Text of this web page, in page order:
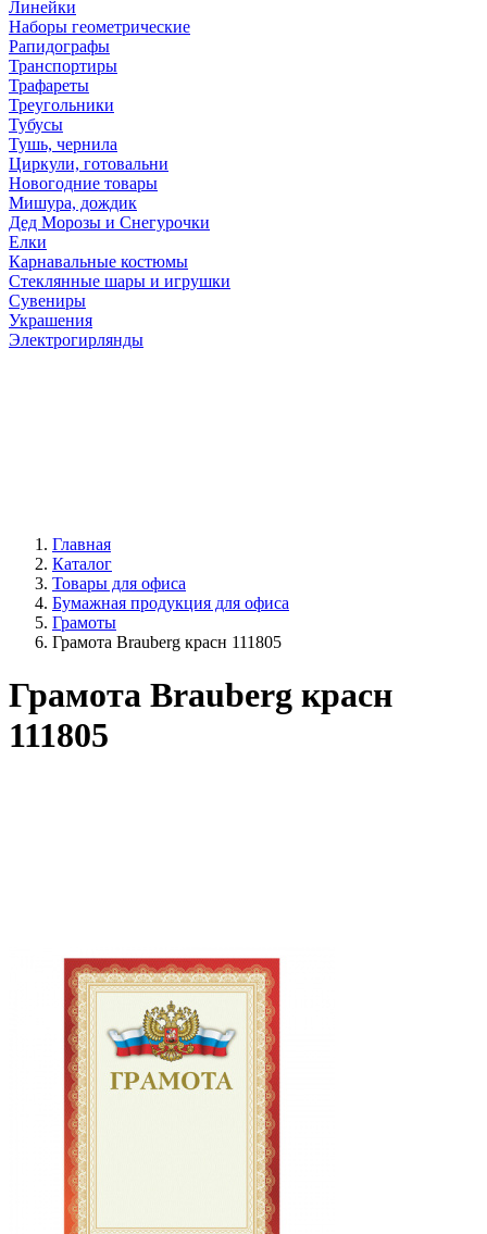
Линейки
Наборы геометрические
Рапидографы
Транспортиры
Трафареты
Треугольники
Тубусы
Тушь, чернила
Циркули, готовальни
Новогодние товары
Мишура, дождик
Дед Морозы и Снегурочки
Елки
Карнавальные костюмы
Стеклянные шары и игрушки
Сувениры
Украшения
Электрогирлянды
Главная
Каталог
Товары для офиса
Бумажная продукция для офиса
Грамоты
Грамота Brauberg красн 111805
Грамота Brauberg красн
111805